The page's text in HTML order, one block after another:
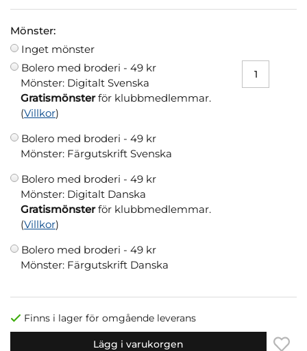
Mönster:
Inget mönster
Bolero med broderi - 49 kr
Mönster: Digitalt Svenska
Gratismönsterför klubbmedlemmar.
(Villkor)
Bolero med broderi - 49 kr
Mönster: Färgutskrift Svenska
Bolero med broderi - 49 kr
Mönster: Digitalt Danska
Gratismönsterför klubbmedlemmar.
(Villkor)
Bolero med broderi - 49 kr
Mönster: Färgutskrift Danska
Finns i lager för omgående leverans
Lägg i varukorgen